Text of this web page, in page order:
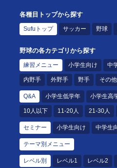
各種目トップから探す
Sufuトップ サッカー 野球
野球の各カテゴリから探す
練習メニュー 小学生向け 中
内野手 外野手 野手 その
Q&A 小学生低学年 小学生高
10人以下 11-20人 21-30人
セミナー 小学生向け 中学生
テーマ別メニュー
レベル別 レベル1 レベル2